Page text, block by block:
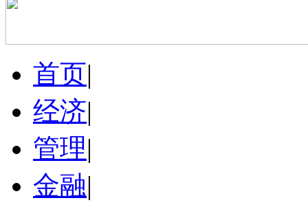
首页|
经济|
管理|
金融|